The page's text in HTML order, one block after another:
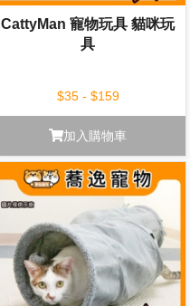
CattyMan 寵物玩具 貓咪玩
具
$35 - $159
加入購物車